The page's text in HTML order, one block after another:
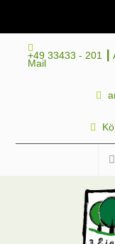
+49 33433 - 201 ┃
Mail